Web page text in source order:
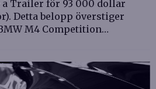
Trailer för 93 000 dollar
Detta belopp överstiger
M4 Competition…